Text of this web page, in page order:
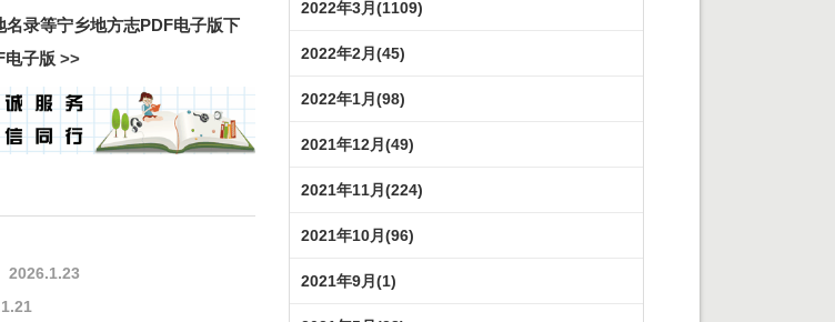
录等宁乡地方志PDF电子版下
电子版 >>
2026.1.23
2022年3月(1109)
2022年2月(45)
2022年1月(98)
2021年12月(49)
2021年11月(224)
2021年10月(96)
2021年9月(1)